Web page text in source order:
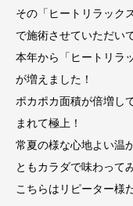
その「ヒートリラック
で施術させていただい
本年から「ヒートリラ
が増えました！
ポカポカ面積が倍増し
まれて極上！
常夏の様な心地よい温
ともカラダで味わって
こちらはリピーター様